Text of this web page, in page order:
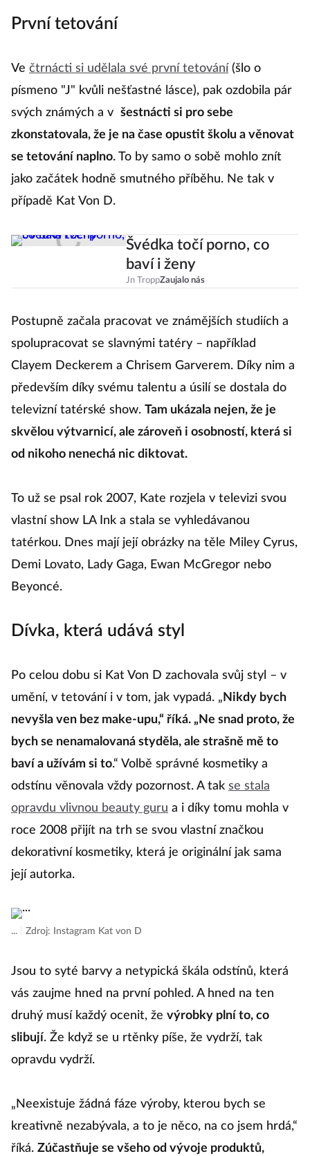
První tetování
Ve čtrnácti si udělala své první tetování (šlo o
písmeno "J" kvůli nešťastné lásce), pak ozdobila pár
svých známých a v šestnácti si pro sebe
zkonstatovala, že je na čase opustit školu a věnovat
se tetování naplno. To by samo o sobě mohlo znít
jako začátek hodně smutného příběhu. Ne tak v
případě Kat Von D.
Švédka točí porno, co
baví i ženy
Jn TroppZaujalo nás
Postupně začala pracovat ve známějších studiích a
spolupracovat se slavnými tatéry – například
Clayem Deckerem a Chrisem Garverem. Díky nim a
především díky svému talentu a úsilí se dostala do
televizní tatérské show. Tam ukázala nejen, že je
skvělou výtvarnicí, ale zároveň i osobností, která si
od nikoho nenechá nic diktovat.
To už se psal rok 2007, Kate rozjela v televizi svou
vlastní show LA Ink a stala se vyhledávanou
tatérkou. Dnes mají její obrázky na těle Miley Cyrus,
Demi Lovato, Lady Gaga, Ewan McGregor nebo
Beyoncé.
Dívka, která udává styl
Po celou dobu si Kat Von D zachovala svůj styl – v
umění, v tetování i v tom, jak vypadá. „ Nikdy bych
nevyšla ven bez make-upu,“ říká. „Ne snad proto, že
bych se nenamalovaná styděla, ale strašně mě to
baví a užívám si to.“ Volbě správné kosmetiky a
odstínu věnovala vždy pozornost. A tak se stala
opravdu vlivnou beauty guru a i díky tomu mohla v
roce 2008 přijít na trh se svou vlastní značkou
dekorativní kosmetiky, která je originální jak sama
její autorka.
... Zdroj: Instagram Kat von D
Jsou to syté barvy a netypická škála odstínů, která
vás zaujme hned na první pohled. A hned na ten
druhý musí každý ocenit, že výrobky plní to, co
slibují. Že když se u rtěnky píše, že vydrží, tak
opravdu vydrží.
„Neexistuje žádná fáze výroby, kterou bych se
kreativně nezabývala, a to je něco, na co jsem hrdá,“
říká. Zúčastňuje se všeho od vývoje produktů,